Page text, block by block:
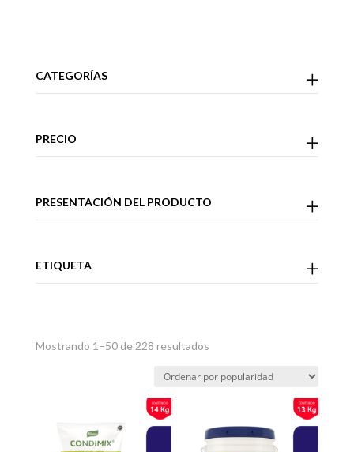
CATEGORÍAS
PRECIO
PRESENTACIÓN DEL PRODUCTO
ETIQUETA
Mostrando 1–50 de 228 resultadosOrdenado
popularidad